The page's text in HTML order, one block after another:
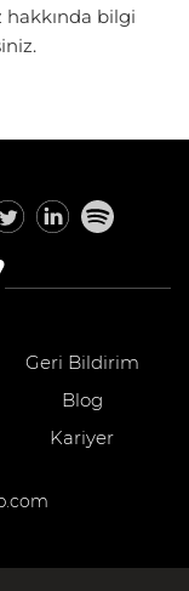
hakkında bilgi
Geri Bildirim
Blog
Kariyer